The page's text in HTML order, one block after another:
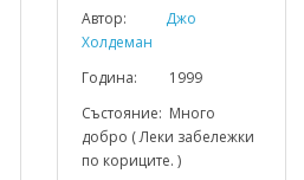
Автор:
Джо
Холдеман
Година: 1999
Състояние: Много
добро ( Леки забележки
по кориците. )